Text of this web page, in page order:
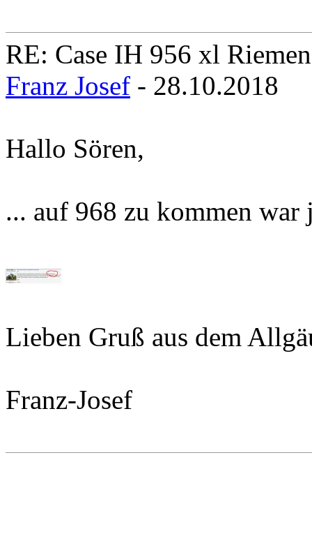
RE: Case IH 956 xl
Franz Josef - 28.10.2018
Hallo Sören,
... auf 968 zu kommen
Lieben Gruß aus dem
Franz-Josef